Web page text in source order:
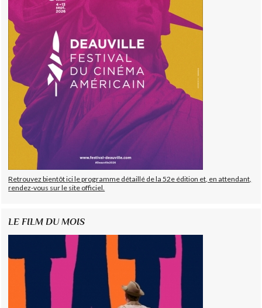
Retrouvez bientôt ici le programme détaillé de la 52e édition et, en attendant,
rendez-vous sur le site officiel.
LE FILM DU MOIS